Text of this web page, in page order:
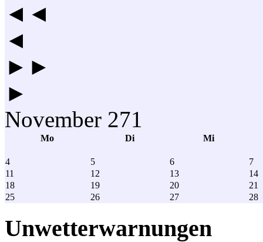
◄◄
◄
►►
►
November 271
Mo Di Mi
4 5 6
7
11
12 13
14
18
19 20
21
25
26 27 28
Unwetterwarnungen